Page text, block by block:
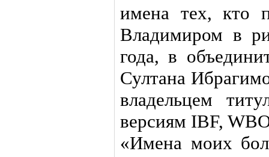
имена тех, кто
Владимиром в
года, в
Султана
владельцем
версиям IBF,
«Имена моих